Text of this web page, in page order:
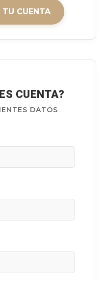
CUENTA
CUENTA?
DATOS